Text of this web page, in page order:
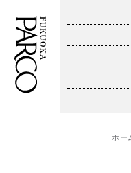
施設案内・
ホー